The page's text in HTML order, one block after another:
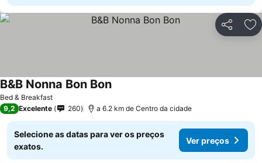
Partilhar
Bed & Breakfast
B&B Nonna Bon Bon
9,2 Excelente 260 a 6.2 km de Centro da cidade
Selecione as datas para ver os preços
exatos.
Ver preços